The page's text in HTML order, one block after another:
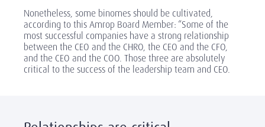
Nonetheless, some binomes should be cultivated,
according to this Amrop Board Member: “Some of the
most successful companies have a strong relationship
between the CEO and the CHRO, the CEO and the CFO,
and the CEO and the COO. Those three are absolutely
critical to the success of the leadership team and CEO.